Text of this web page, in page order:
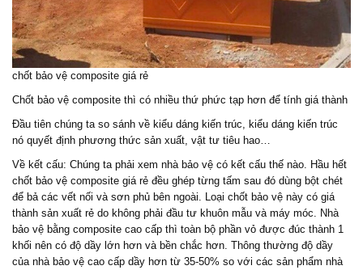
chốt bảo vệ composite giá rẻ
Chốt bảo vệ composite thì có nhiều thứ phức tạp hơn để tính giá thành
Đầu tiên chúng ta so sánh về kiểu dáng kiến trúc, kiểu dáng kiến trúc
nó quyết định phương thức sản xuất, vật tư tiêu hao…
Về kết cấu: Chúng ta phải xem nhà bảo vệ có kết cấu thế nào. Hầu hết
chốt bảo vệ composite giá rẻ đều ghép từng tấm sau đó dùng bột chét
để bả các vết nối và sơn phủ bên ngoài. Loại chốt bảo vệ này có giá
thành sản xuất rẻ do không phải đầu tư khuôn mẫu và máy móc. Nhà
bảo vệ bằng composite cao cấp thì toàn bộ phần vỏ được đúc thành 1
khối nên có độ dầy lớn hơn và bền chắc hơn. Thông thường độ dầy
của nhà bảo vệ cao cấp dầy hơn từ 35-50% so với các sản phẩm nhà